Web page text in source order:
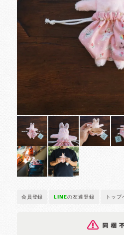
会員登録 LINEの友達登録 トッ